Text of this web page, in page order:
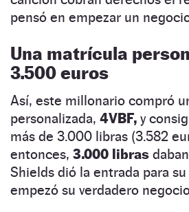
pensó en empezar un
Una matrícula
3.500 euros
Así, este millonario compró
personalizada, 4VBF, y
más de 3.000 libras (3.582
entonces, 3.000 libras
Shields dió la entrada para
empezó su verdadero